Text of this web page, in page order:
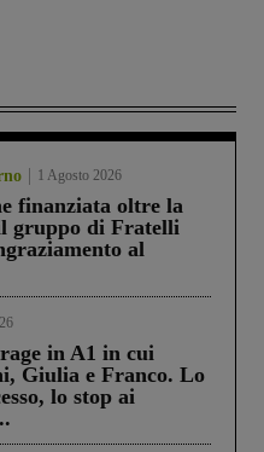
1 Agosto 2026
finanziata oltre la
gruppo di Fratelli
al
in A1 in cui
Giulia e Franco. Lo
lo stop ai